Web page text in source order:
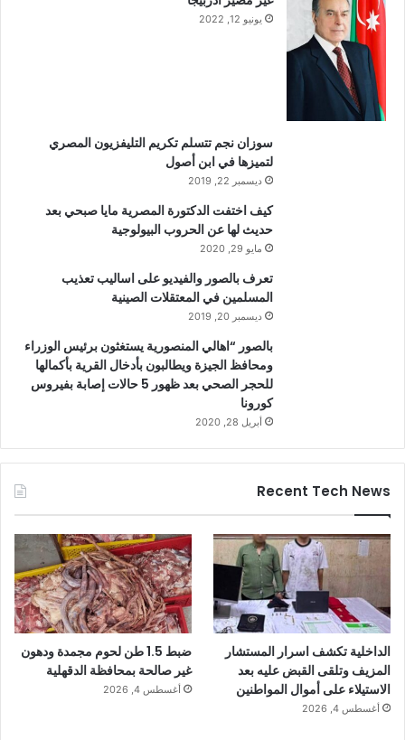
يونيو 12, 2022
سوزان نجم تتسلم تكريم التليفزيون المصري
لتميزها في ابن أصول
ديسمبر 22, 2019
كيف اختفت الدكتورة المصرية مايا صبحي بعد
حديث لها عن الحروب البيولوجية
مايو 29, 2020
تعرف بالصور والفيديو على اساليب تعذيب
المسلمين في المعتقلات الصينية
ديسمبر 20, 2019
بالصور “اهالي المنصورية يستغثون برئيس الوزراء
ومحافظ الجيزة ويطالبون بأدخال القرية بأكمالها
للحجر الصحي بعد ظهور 5 حالات إصابة بفيروس
كورونا
أبريل 28, 2020
Recent Tech News
الداخلية تكشف اسرار المستشار
المزيف وتلقى القبض عليه بعد
الاستيلاء على أموال المواطنين
أغسطس 4, 2026
ضبط 1.5 طن لحوم مجمدة ودهون
غير صالحة بمحافظة الدقهلية
أغسطس 4, 2026